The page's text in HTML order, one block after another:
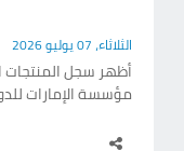
الثلاثاء، 07 يوليو 2026
أظهر سجل المنتجات
مؤسسة الإمارات